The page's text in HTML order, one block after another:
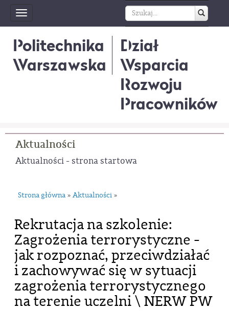
Toggle
navigation
Politechnika
Warszawska
Dział
Wsparcia
Rozwoju
Pracowników
Aktualności
Aktualności - strona startowa
Strona główna » Aktualności »
Rekrutacja na szkolenie:
Zagrożenia terrorystyczne -
jak rozpoznać, przeciwdziałać
i zachowywać się w sytuacji
zagrożenia terrorystycznego
na terenie uczelni \ NERW PW